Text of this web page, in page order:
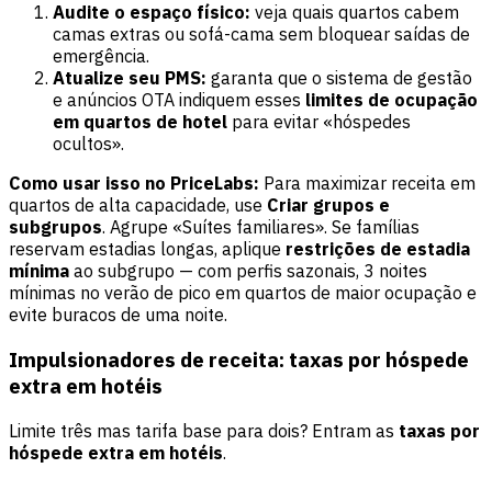
Audite o espaço físico: veja quais quartos cabem
camas extras ou sofá-cama sem bloquear saídas de
emergência.
Atualize seu PMS: garanta que o sistema de gestão
e anúncios OTA indiquem esses limites de ocupação
em quartos de hotel para evitar «hóspedes
ocultos».
Como usar isso no PriceLabs: Para maximizar receita em
quartos de alta capacidade, use Criar grupos e
subgrupos. Agrupe «Suítes familiares». Se famílias
reservam estadias longas, aplique restrições de estadia
mínima ao subgrupo — com perfis sazonais, 3 noites
mínimas no verão de pico em quartos de maior ocupação e
evite buracos de uma noite.
Impulsionadores de receita: taxas por hóspede
extra em hotéis
Limite três mas tarifa base para dois? Entram as taxas por
hóspede extra em hotéis.